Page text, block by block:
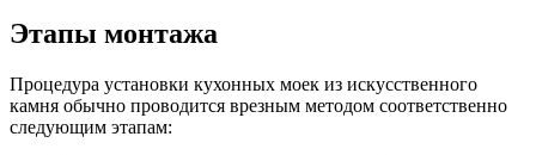
Этапы монтажа
Процедура установки кухонных моек из искусственного
камня обычно проводится врезным методом соответственно
следующим этапам: